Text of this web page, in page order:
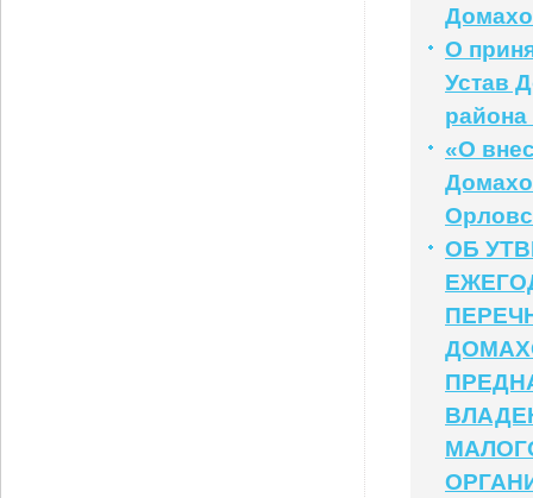
О
Устав
«О
ОБ